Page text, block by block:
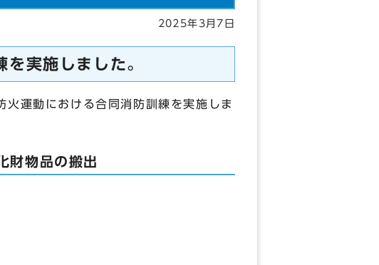
2025年3月7日
実施しました。
運動における合同消防訓練を実施しま
財物品の搬出